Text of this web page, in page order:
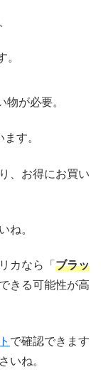
。
が必要。
す。
、お得にお買い
ね。
カなら「 ブラッ
きる可能性が高
で確認できます
いね。